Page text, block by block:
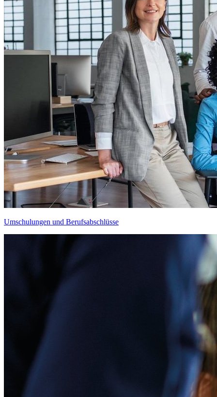
Umschulungen und Berufsabschlüsse